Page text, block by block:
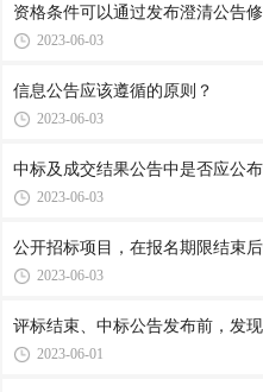
资格条件可以通过发布澄清公告
2023-06-03
信息公告应该遵循的原则？
2023-06-03
中标及成交结果公告中是否应公
2023-06-03
公开招标项目，在报名期限结束
2023-06-03
评标结束、中标公告发布前，发
2023-06-01